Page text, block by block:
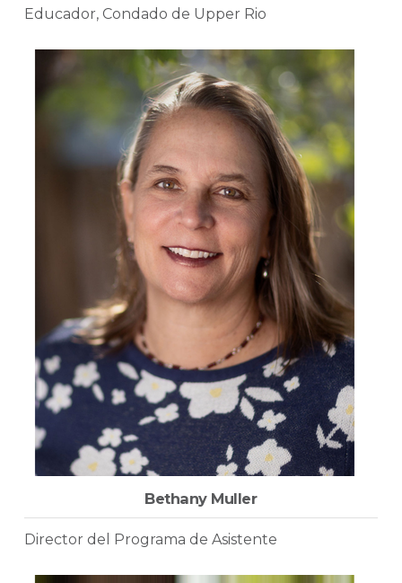
Educador, Condado de Upper Rio
Bethany Muller
Director del Programa de Asistente